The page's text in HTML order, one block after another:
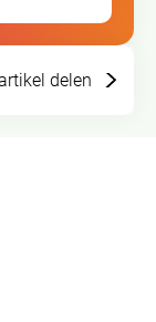
delen